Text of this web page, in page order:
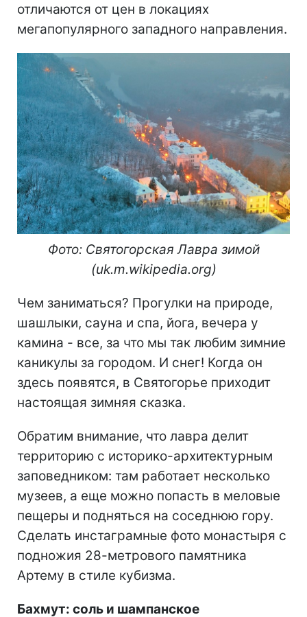
отличаются от цен в локациях
мегапопулярного западного направления.
Фото: Святогорская Лавра зимой
(uk.m.wikipedia.org)
Чем заниматься? Прогулки на природе,
шашлыки, сауна и спа, йога, вечера у
камина - все, за что мы так любим зимние
каникулы за городом. И снег! Когда он
здесь появятся, в Святогорье приходит
настоящая зимняя сказка.
Обратим внимание, что лавра делит
территорию с историко-архитектурным
заповедником: там работает несколько
музеев, а еще можно попасть в меловые
пещеры и подняться на соседнюю гору.
Сделать инстаграмные фото монастыря с
подножия 28-метрового памятника
Артему в стиле кубизма.
Бахмут: соль и шампанское